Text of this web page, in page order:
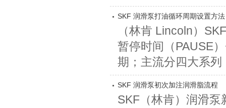
SKF 润滑泵打油循环周期设置方法
（林肯 Lincoln）
暂停时间（PAUSE
期；主流分四大系列
SKF 润滑泵初次加注润滑脂流程
SKF（林肯）润滑